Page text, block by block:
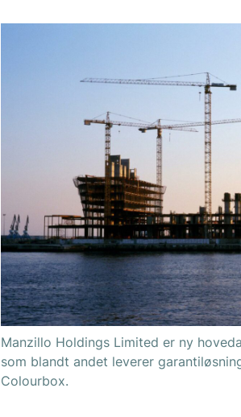
Manzillo Holdings Limited er ny
som blandt andet leverer
Colourbox.